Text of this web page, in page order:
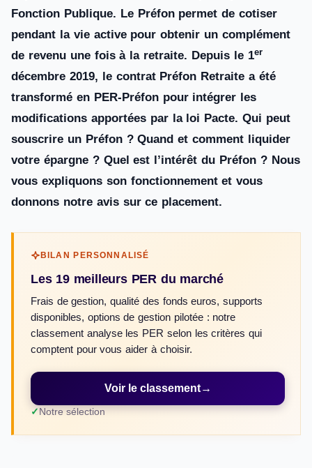
Fonction Publique. Le Préfon permet de cotiser
pendant la vie active pour obtenir un complément
de revenu une fois à la retraite. Depuis le 1er
décembre 2019, le contrat Préfon Retraite a été
transformé en PER-Préfon pour intégrer les
modifications apportées par la loi Pacte. Qui peut
souscrire un Préfon ? Quand et comment liquider
votre épargne ? Quel est l’intérêt du Préfon ? Nous
vous expliquons son fonctionnement et vous
donnons notre avis sur ce placement.
BILAN PERSONNALISÉ
Les 19 meilleurs PER du marché
Frais de gestion, qualité des fonds euros, supports
disponibles, options de gestion pilotée : notre
classement analyse les PER selon les critères qui
comptent pour vous aider à choisir.
Voir le classement→
Notre sélection